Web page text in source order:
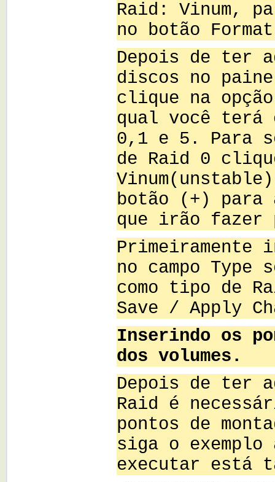
Raid: Vinum,
no botão
Depois de ter
discos no
clique na
qual você terá
0,1 e 5. Para
de Raid 0
botão (+) para
que irão fazer
Primeiramente
no campo Type
como tipo de
Save / Apply
Inserindo os
dos volumes.
Depois de ter
Raid é
pontos de
siga o exemplo
executar está